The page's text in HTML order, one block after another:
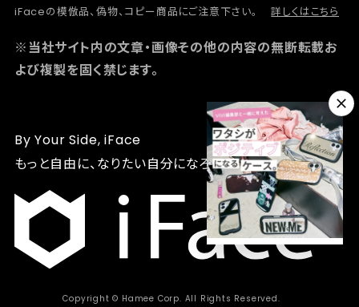
iFaceの模倣品、偽物、コピー商品にご注意下さい。
詳しくはこちら
※当社サイト内の文章・画像その他の内容の無断転載お
よび複製を固く禁じます。
By Your Side, iFace
もっと自由に、なりたい自分になろう
Copyright © Hamee Corp. All Rights Reserved.